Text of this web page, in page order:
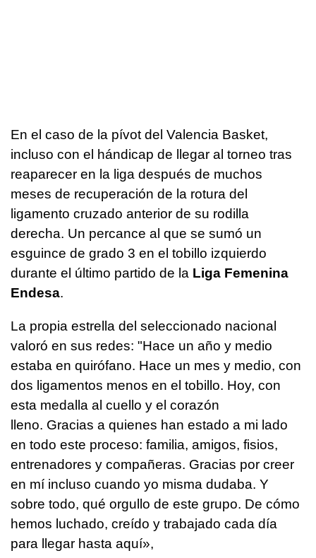
En el caso de la pívot del Valencia Basket,
incluso con el hándicap de llegar al torneo tras
reaparecer en la liga después de muchos
meses de recuperación de la rotura del
ligamento cruzado anterior de su rodilla
derecha. Un percance al que se sumó un
esguince de grado 3 en el tobillo izquierdo
durante el último partido de la Liga Femenina
Endesa.
La propia estrella del seleccionado nacional
valoró en sus redes: "Hace un año y medio
estaba en quirófano. Hace un mes y medio, con
dos ligamentos menos en el tobillo. Hoy, con
esta medalla al cuello y el corazón
lleno. Gracias a quienes han estado a mi lado
en todo este proceso: familia, amigos, fisios,
entrenadores y compañeras. Gracias por creer
en mí incluso cuando yo misma dudaba. Y
sobre todo, qué orgullo de este grupo. De cómo
hemos luchado, creído y trabajado cada día
para llegar hasta aquí»,